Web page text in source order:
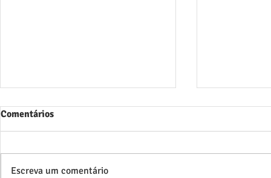
Comentários
Escreva um comentário